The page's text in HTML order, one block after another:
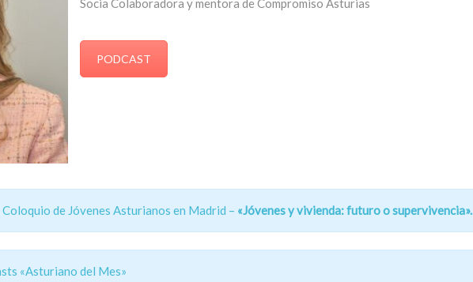
Socia Colaboradora y mentora de Compromiso Asturias
PODCAST
Coloquio de Jóvenes Asturianos en Madrid – «Jóvenes y vivienda: futuro o supervivencia».
«Asturiano del Mes»